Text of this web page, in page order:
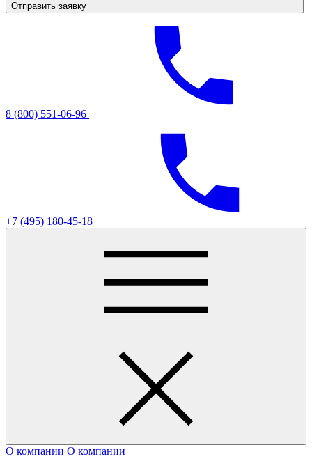
Отправить заявку
8 (800) 551-06-96
+7 (495) 180-45-18
О компании О компании